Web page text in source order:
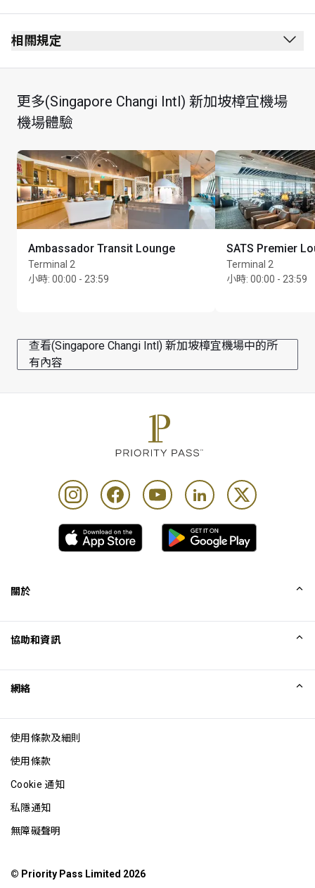
離境候機室
通過安全檢查後
SG Hawker Food Court (Stall No.2) 美食廣場區內
相關規定
禁止吸煙（包括電子煙）
無穿著要求
所有兒童必須由成人陪同
用 1 客餐廳指定套餐。套餐相等於持卡者使用現有的到
訪貴賓室禮遇 1 次，並將在適用情況下向持卡者收取費
用。例如：若持卡者登記 1 位同行賓客，他們亦將可於
24 小時期間內享有 1 客餐廳指定套餐，並將會在其帳戶
中計作 1 次持卡者到訪 + 1 次同行賓客到訪
Only 1 card per visit per Cardholder will be accepted at
point of registration
為了符合資格，持卡者必須在下訂單前出示有效的會員
須另行收費。持卡者及同行賓客在套餐並無涵蓋的單點
餐單選擇任何額外項目，可獲 9 折
費
請注意，餐廳的顧客人數有時可能會超過座位數目，餐
Priority Pass and its Affiliates Companies shall not be
lounge visit entitlement. Customers who pay for lounge
and guest visits are advised to review programme
Conditions of Use prior to accessing the offer
This location is offered as an alternative to a lounge visit
repeatedly within a single airport trip may result in
charges from your benefit provider
最長逗留時間：Unlimited 小時
每位持卡者最多可攜同 Unlimited 位賓客
更多(Singapore Changi Intl) 新加坡樟宜機場
機場體驗
Ambassador Transit Lounge
Terminal 2
小時: 00:00 - 23:59
SATS Premier
Terminal 2
小時: 00:00 - 23:59
查看(Singapore Changi Intl) 新加坡樟宜機場中的所
有內容
關於
Excellence Awards
網誌
協助和資訊
網絡
使用條款及細則
使用條款
Cookie 通知
私隱通知
無障礙聲明
© Priority Pass Limited 2026